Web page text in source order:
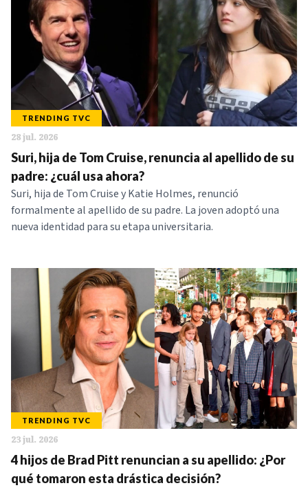
TRENDING TVC
28 jul. 2026
Suri, hija de Tom Cruise, renuncia al apellido de su
padre: ¿cuál usa ahora?
Suri, hija de Tom Cruise y Katie Holmes, renunció
formalmente al apellido de su padre. La joven adoptó una
nueva identidad para su etapa universitaria.
TRENDING TVC
23 jul. 2026
4 hijos de Brad Pitt renuncian a su apellido: ¿Por
qué tomaron esta drástica decisión?